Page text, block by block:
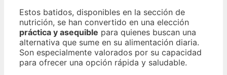
Estos batidos, disponibles en la sección de
nutrición, se han convertido en una elección
práctica y asequible para quienes buscan una
alternativa que sume en su alimentación diaria.
Son especialmente valorados por su capacidad
para ofrecer una opción rápida y saludable.